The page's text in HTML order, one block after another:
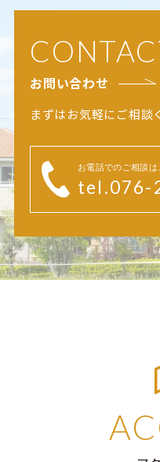
お問い合わせ
まずはお気軽にご相談
お電話でのご相談は
tel.076-